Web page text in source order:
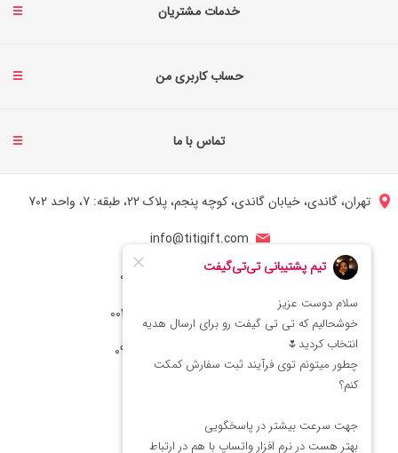
خدمات مشتریان
حساب کاربری من
تماس با ما
تهران، گاندی، خیابان گاندی، کوچه پنجم، پلاک 22، طبقه: 7، واحد 702
info@titigift.com
شماره تماس ایران: 02166066403
شماره تماس آمریکا: 0014088054942